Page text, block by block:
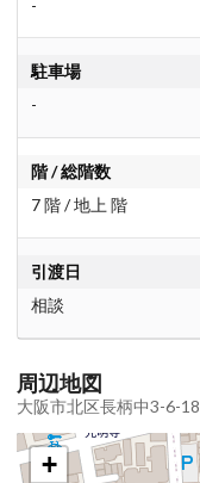
-
駐車場
-
階 / 総階数
7 階 / 地上 階
引渡日
相談
周辺地図
大阪市北区長柄中3-6-18
+